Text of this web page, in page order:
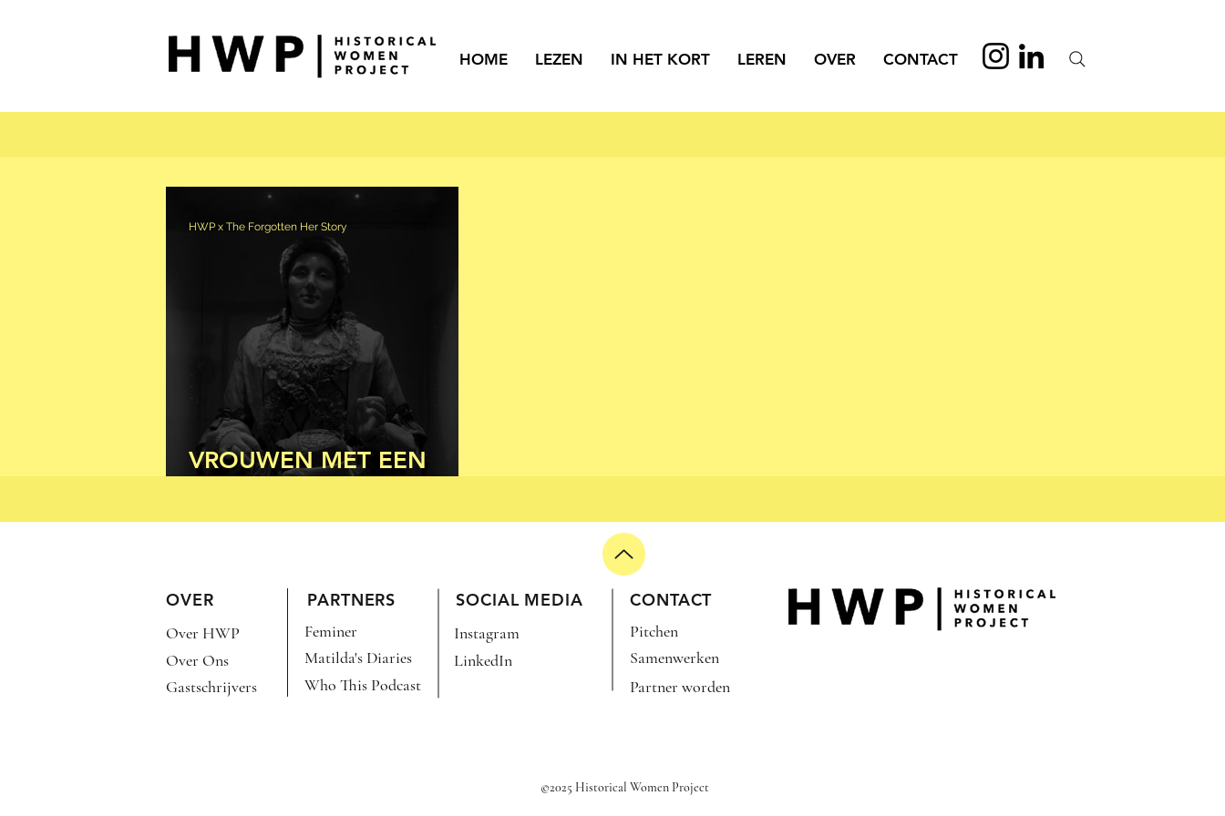
HOME LEZEN IN HET KORT LEREN OVER CONTACT
VROUWEN MET EEN
HWP x The Forgotten Her Story
OVER PARTNERS SOCIAL MEDIA CONTACT
Over HWP
Over Ons
Pitchen
Samenwerken
Instagram
Feminer
Matilda's Diaries
LinkedIn
Gastschrijvers
Who This Podcast Partner worden
©2025 Historical Women Project